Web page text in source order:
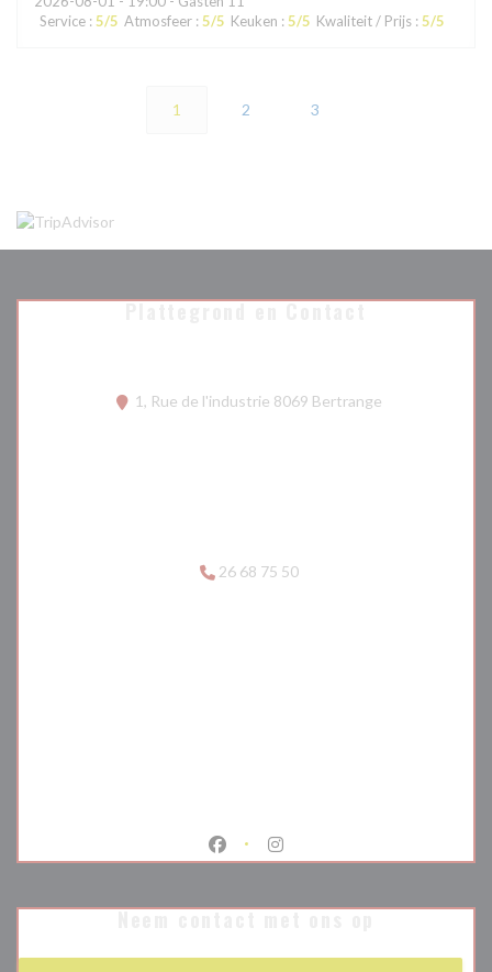
Service : 5/5 Atmosfeer : 5/5 Keuken : 5/5 Kwaliteit / Prijs : 5/5
1 2 3
Plattegrond en Contact
1, Rue de l'industrie 8069 Bertrange
26 68 75 50
Facebook ((opent in een nieuw
Instagram ((opent in een
Neem contact met ons op